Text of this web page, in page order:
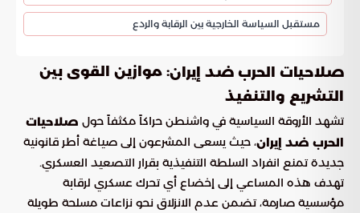
مستقبل السياسة الخارجية بين الرقابة والردع
صلاحيات الحرب ضد إيران: موازين القوى بين
التشريع والتنفيذ
تشهد الأروقة السياسية في واشنطن حراكاً مكثفاً حول صلاحيات
الحرب ضد إيران، حيث يسعى المشرعون إلى صياغة أطر قانونية
جديدة تمنع انفراد السلطة التنفيذية بقرار التصعيد العسكري.
تهدف هذه المساعي إلى إخضاع أي تحرك عسكري لرقابة
مؤسسية صارمة، تضمن عدم الانزلاق نحو نزاعات مسلحة طويلة